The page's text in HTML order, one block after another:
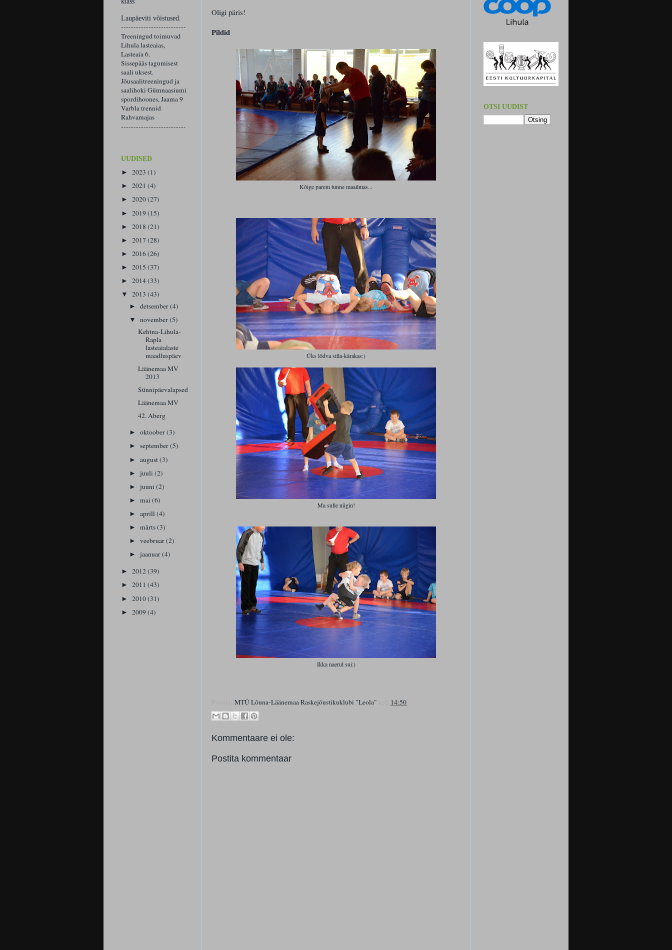
Oligi päris!
Pildid
Kõige parem tunne maailmas...
Üks lõdva silla-kärakas:)
Ma sulle nügin!
Ikka naerul sui:)
MTÜ Lõuna-Läänemaa Raskejõustikuklubi "Leola" 14:50
Kommentaare ei ole:
Postita kommentaar
Laupäeviti võistused.
--------------------------
Treeningud toimuvad
Lihula lasteaias,
Lasteaia 6.
Sissepääs tagumisest
saali uksest.
Jõusaalitreeningud ja
saalihoki Gümnaasiumi
spordihoones, Jaama 9
Varbla trennid
Rahvamajas
--------------------------
UUDISED
► 2023 (1)
► 2021 (4)
► 2020(27)
► 2019 (15)
► 2018 (21)
► 2017 (28)
► 2016(26)
► 2015 (37)
► 2014(33)
▼ 2013 (43)
►detsember(4)
▼november(5)
Kehtna-Lihula-
Rapla
lasteaialaste
maadluspäev
Läänemaa MV
2013
Sünnipäevalapsed
Läänemaa MV
42. Aberg
►oktoober(3)
►september(5)
►august(3)
►juuli(2)
►juuni(2)
►mai(6)
►aprill(4)
►märts(3)
►veebruar(2)
►jaanuar(4)
► 2012(39)
► 2011 (43)
► 2010(31)
► 2009 (4)
OTSI UUDIST